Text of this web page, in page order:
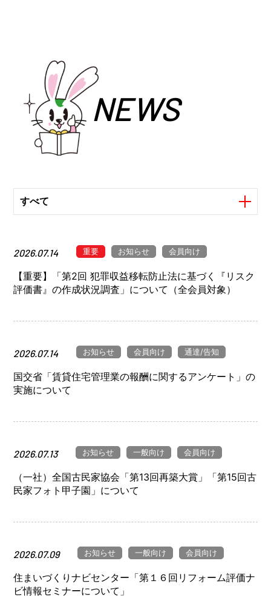
NEWS
すべて
2026.07.14 重要 お知らせ 会員向け
【重要】「第2回 犯罪収益移転防止法に基づく『リスク
評価書』の作成状況調査」について（全会員対象）
2026.07.14 お知らせ 会員向け 通達/告知
国交省「賃貸住宅管理業の報酬に関するアンケート」の
実施について
2026.07.13 お知らせ 一般向け 会員向け
（一社）全国古民家協会「第13回再築大賞」「第15回古
民家フォト甲子園」について
2026.07.09 お知らせ 一般向け 会員向け
住まいづくりナビセンター「第１６回リフォーム評価ナ
ビ情報セミナーについて」